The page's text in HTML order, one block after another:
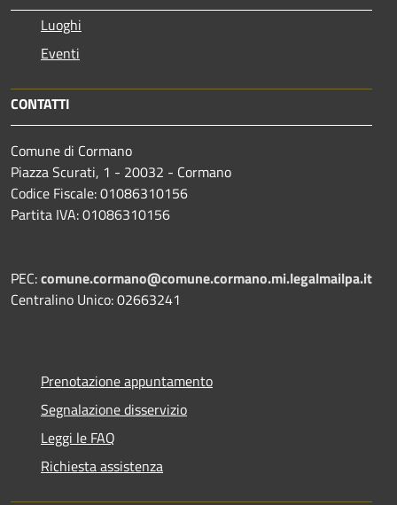
Luoghi
Eventi
CONTATTI
Comune di Cormano
Piazza Scurati, 1 - 20032 - Cormano
Codice Fiscale: 01086310156
Partita IVA: 01086310156
PEC:comune.cormano@comune.cormano.mi.legalmailpa.it
Centralino Unico: 02663241
Prenotazione appuntamento
Segnalazione disservizio
Leggi le FAQ
Richiesta assistenza